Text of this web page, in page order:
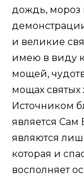
дождь, мороз
и великие
имею в виду
мощей,
мощах святых
Источником
является
являются
которая и
восполняет